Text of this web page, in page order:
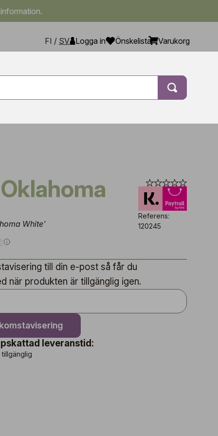
FI / SV Logga in Önskelista Varukorg
White'
Referens:
120245
till din e-post så får du
när produkten är tillgänglig igen.
leveranstid:
tillgänglig